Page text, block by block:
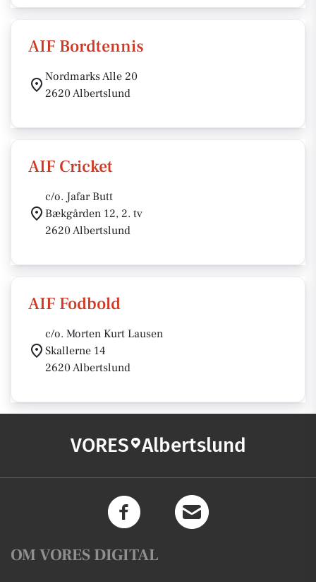
AIF Bordtennis
Nordmarks Alle 20
2620 Albertslund
AIF Cricket
c/o. Jafar Butt
Bækgården 12, 2. tv
2620 Albertslund
AIF Fodbold
c/o. Morten Kurt Lausen
Skallerne 14
2620 Albertslund
VORES Albertslund
OM VORES DIGITAL